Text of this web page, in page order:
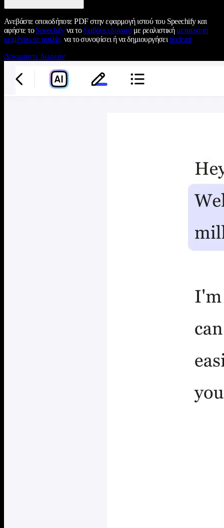
Ανεβάστε οποιοδήποτε PDF στην εφαρμογή ιστού του Speechify και
αφήστε τοSpeechifyνα τοδιαβάσει δυνατάμε ρεαλιστική μετατροπή
κειμένου σε ομιλία, να το συνοψίσει ή να δημιουργήσει podcast
Δοκιμάστε δωρεάν